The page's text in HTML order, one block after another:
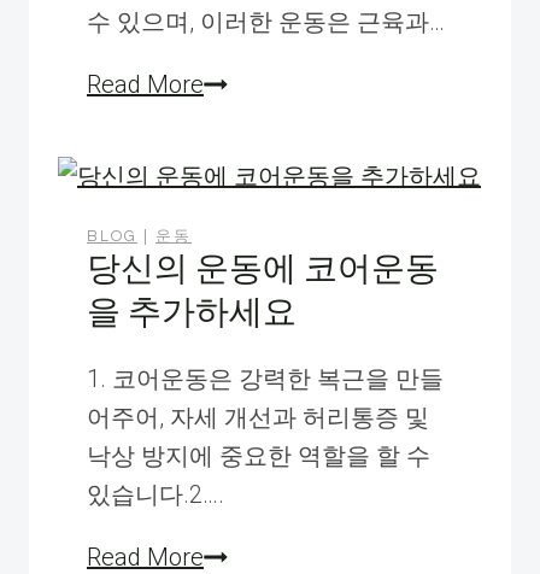
수 있으며, 이러한 운동은 근육과…
Read More근
트
닝
과
워
트
레
이
닝
BLOG 운동
당신의 운동에 코어운동
을 추가하세요
1. 코어운동은 강력한 복근을 만들
어주어, 자세 개선과 허리통증 및
낙상 방지에 중요한 역할을 할 수
있습니다.2….
Read More당